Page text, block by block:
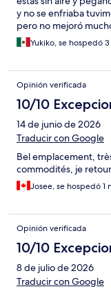
y no se enfriaba
pero no mejoró
Yukiko, se hospedó
Opinión verificada
10/10
14 de junio de 2026
Traducir con Google
Bel emplacement,
commodités, je
Josee, se hospedó 1
Opinión verificada
10/10
8 de julio de 2026
Traducir con Google